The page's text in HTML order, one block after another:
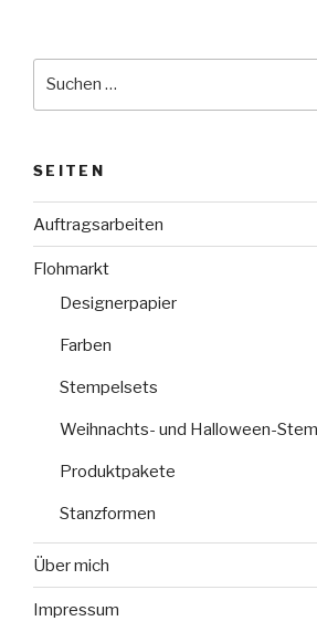
SEITEN
Auftragsarbeiten
Flohmarkt
Designerpapier
Farben
Stempelsets
Weihnachts- und Halloween-
Produktpakete
Stanzformen
Über mich
Impressum